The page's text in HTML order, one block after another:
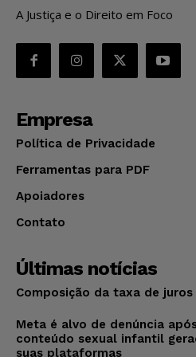
A Justiça e o Direito em Foco
Empresa
Política de Privacidade
Ferramentas para PDF
Apoiadores
Contato
Últimas notícias
Composição da taxa de juros
Meta é alvo de denúncia
conteúdo sexual infantil
suas plataformas